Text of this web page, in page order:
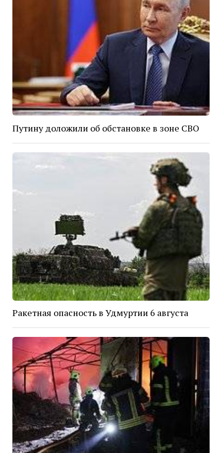
Путину доложили об обстановке в зоне СВО
Ракетная опасность в Удмуртии 6 августа